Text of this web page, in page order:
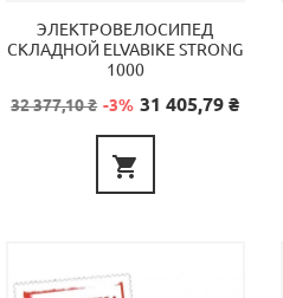
ЭЛЕКТРОВЕЛОСИПЕД
СКЛАДНОЙ ELVABIKE STRONG
1000
Базовая
цена
32 377,10 ₴ -3% Цена
31 405,79 ₴
